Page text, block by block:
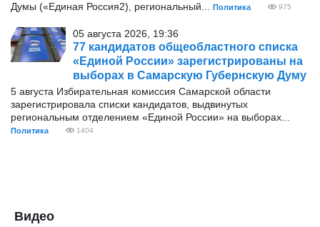
Думы («Единая Россия2), региональный...
Политика 975
05 августа 2026, 19:36
77 кандидатов общеобластного списка
«Единой России» зарегистрированы на
выборах в Самарскую Губернскую Думу
5 августа Избирательная комиссия Самарской области
зарегистрировала списки кандидатов, выдвинутых
региональным отделением «Единой России» на выборах...
Политика 1404
Видео